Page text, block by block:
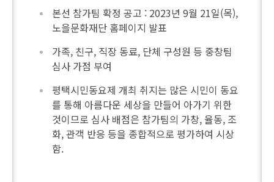
본선 참가팀 확정 공고 : 2023년 9월 21일(목),
노을문화재단 홈페이지 발표
가족, 친구, 직장 동료, 단체 구성원 등 중창팀
심사 가점 부여
평택시민동요제 개최 취지는 많은 시민이 동요
를 통해 아름다운 세상을 만들어 아가기 위한
것이므로 심사 배점은 참가팀의 가창, 율동, 조
화, 관객 반응 등을 종합적으로 평가하여 시상
함.